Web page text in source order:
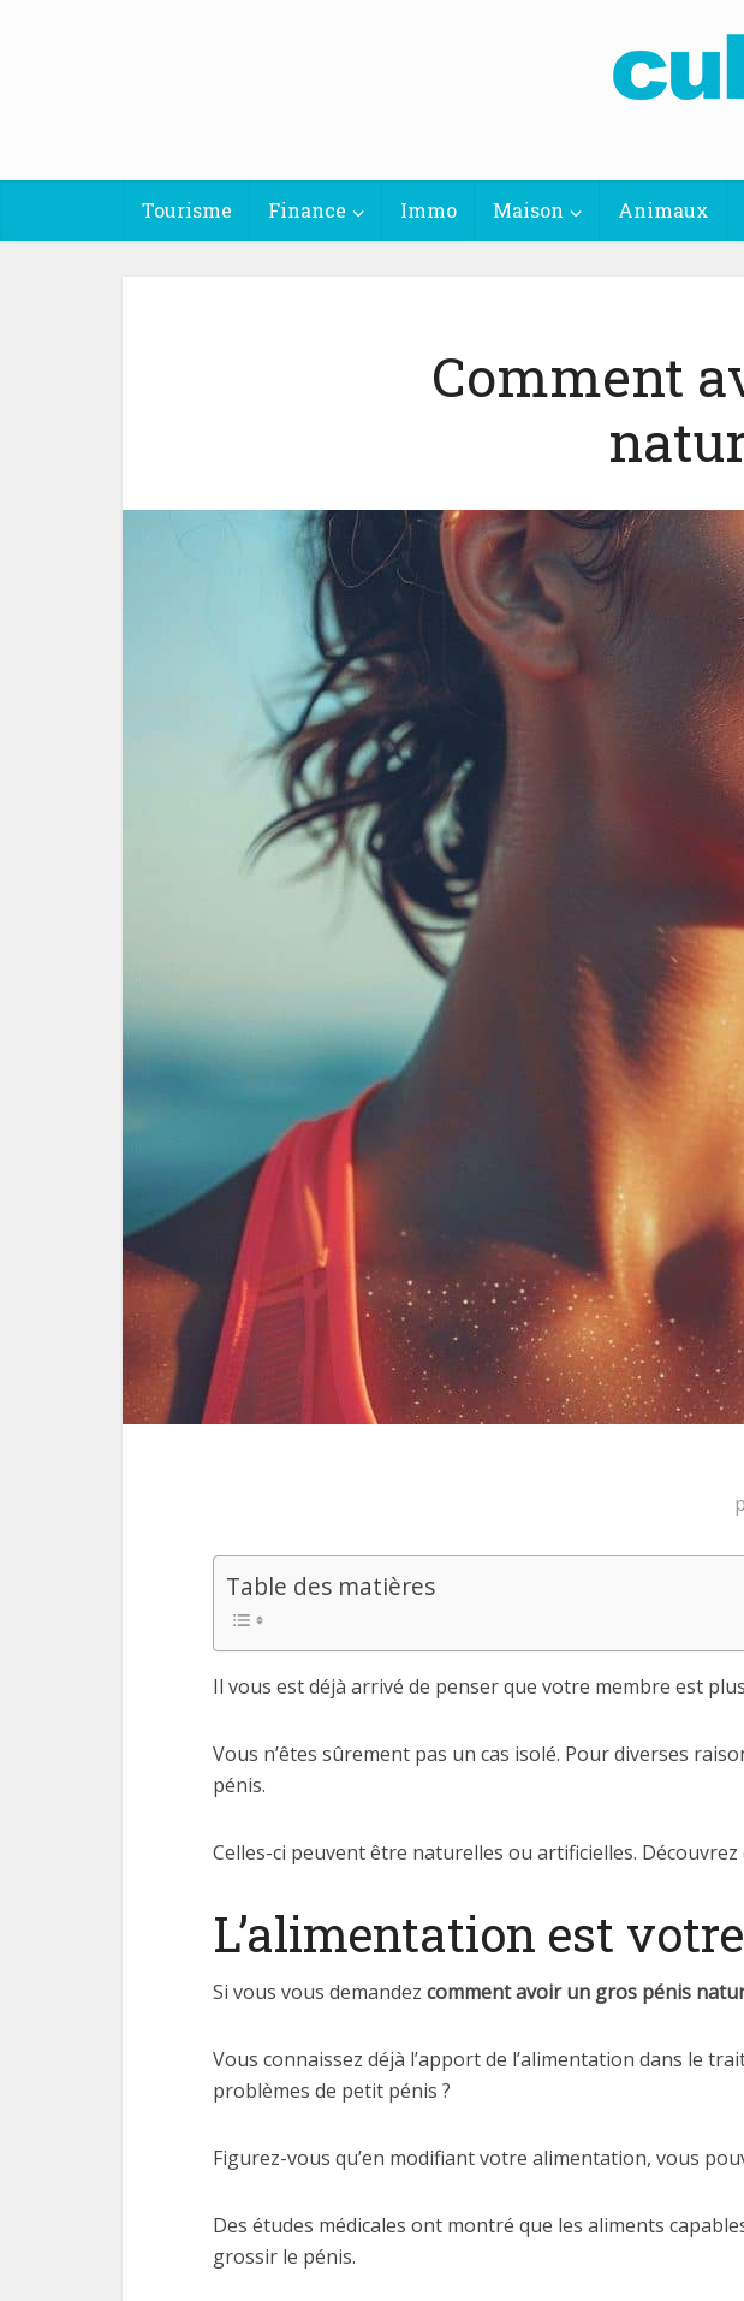
Tourisme Finance Immo Maison Animaux
Comment
Table des matières
Il vous est déjà arrivé de penser que votre membre est
Vous n’êtes sûrement pas un cas isolé. Pour diverses
pénis.
Celles-ci peuvent être naturelles ou artificielles.
L’alimentation est
Si vous vous demandez comment avoir un gros pénis
Vous connaissez déjà l’apport de l’alimentation dans le
problèmes de petit pénis ?
Figurez-vous qu’en modifiant votre alimentation, vous
Des études médicales ont montré que les aliments
grossir le pénis.